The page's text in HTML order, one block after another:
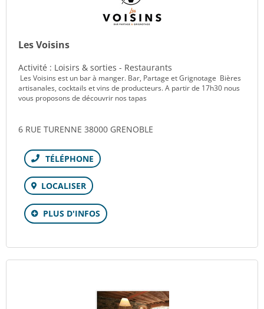
Les Voisins
Activité : Loisirs & sorties - Restaurants
Les Voisins est un bar à manger. Bar, Partage et Grignotage Bières
artisanales, cocktails et vins de producteurs. A partir de 17h30 nous
vous proposons de découvrir nos tapas
6 RUE TURENNE 38000 GRENOBLE
Téléphone
LOCALISER
PLUS D'INFOS